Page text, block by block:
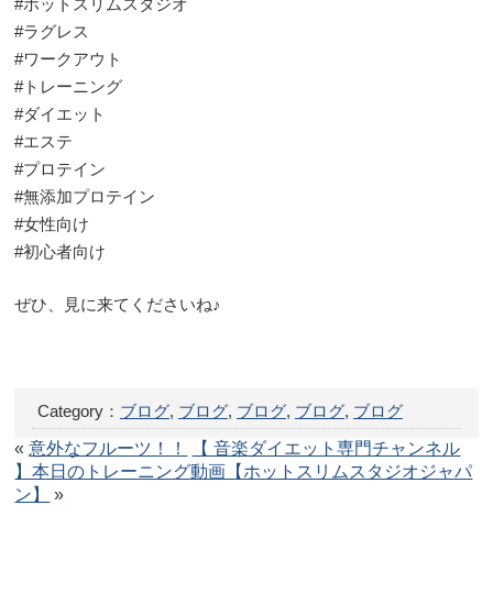
#ホットスリムスタジオ
#ラグレス
#ワークアウト
#トレーニング
#ダイエット
#エステ
#プロテイン
#無添加プロテイン
#女性向け
#初心者向け
ぜひ、見に来てくださいね♪
Category： ブログ, ブログ, ブログ, ブログ, ブログ
«意外なフルーツ！！
【 音楽ダイエット専門チャンネル
】本日のトレーニング動画【ホットスリムスタジオジャパ
ン】
»